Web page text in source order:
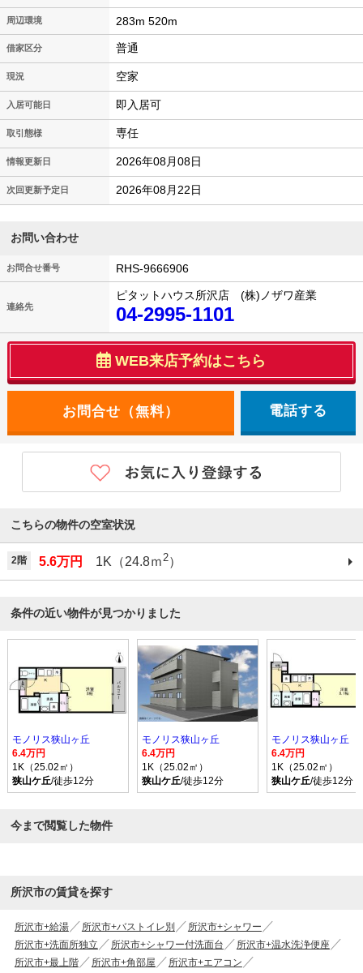
周辺環境 283m 520m
借家区分 普通
現況 空家
入居可能日 即入居可
取引態様 専任
情報更新日 2026年08月08日
次回更新予定日 2026年08月22日
お問い合わせ
お問合せ番号 RHS-9666906
連絡先
ピタットハウス所沢店 (株)ノザワ産業
04-2995-1101
WEB来店予約はこちら
電話する
こちらの物件の空室状況
2階 5.6万円 1K（24.8ｍ2）
条件の近い物件が見つかりました
モノリス狭山ヶ丘
6.4万円
1K（25.02㎡）
狭山ケ丘/徒歩12分
モノリス狭山ヶ丘
6.4万円
1K（25.02㎡）
狭山ケ丘/徒歩12分
モノリス狭山ヶ丘
6.4万円
1K（25.02㎡）
狭山ケ丘/徒歩12分
今まで閲覧した物件
所沢市の賃貸を探す
所沢市+給湯 所沢市+バストイレ別
所沢市+シャワー
所沢市+洗面所独立
所沢市+シャワー付洗面台
所沢市+温水洗浄便座
所沢市+最上階
所沢市+角部屋
所沢市+エアコン